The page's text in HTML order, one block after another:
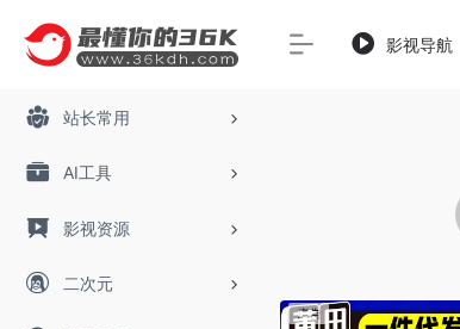
站长常用
AI工具
影视资源
二次元
影视导航